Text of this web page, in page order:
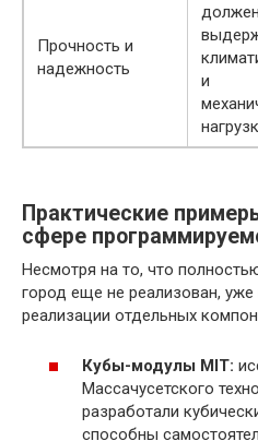
Прочность и
надежность
должен
и
Практические
сфере
Несмотря на то, что
город еще не реализован,
реализации отдельных
Кубы-модулы MIT:
Массачусетского
разработали
способны